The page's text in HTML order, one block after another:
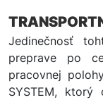
Jedinečnosť
preprave po
pracovnej
SYSTEM, ktorý